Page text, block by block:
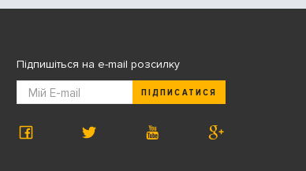
Підпишіться на e-mail розсилку
ПІДПИСАТИСЯ